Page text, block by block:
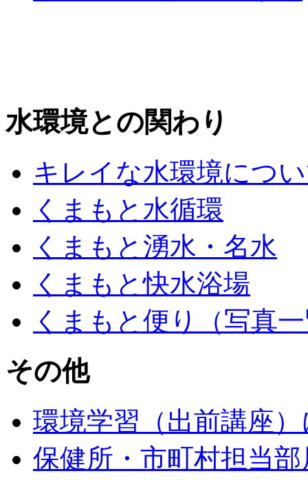
水環境との関わり
キレイな水環境につ
くまもと水循環
くまもと湧水・名水
くまもと快水浴場
くまもと便り（写真
その他
環境学習（出前講座
保健所・市町村担当部